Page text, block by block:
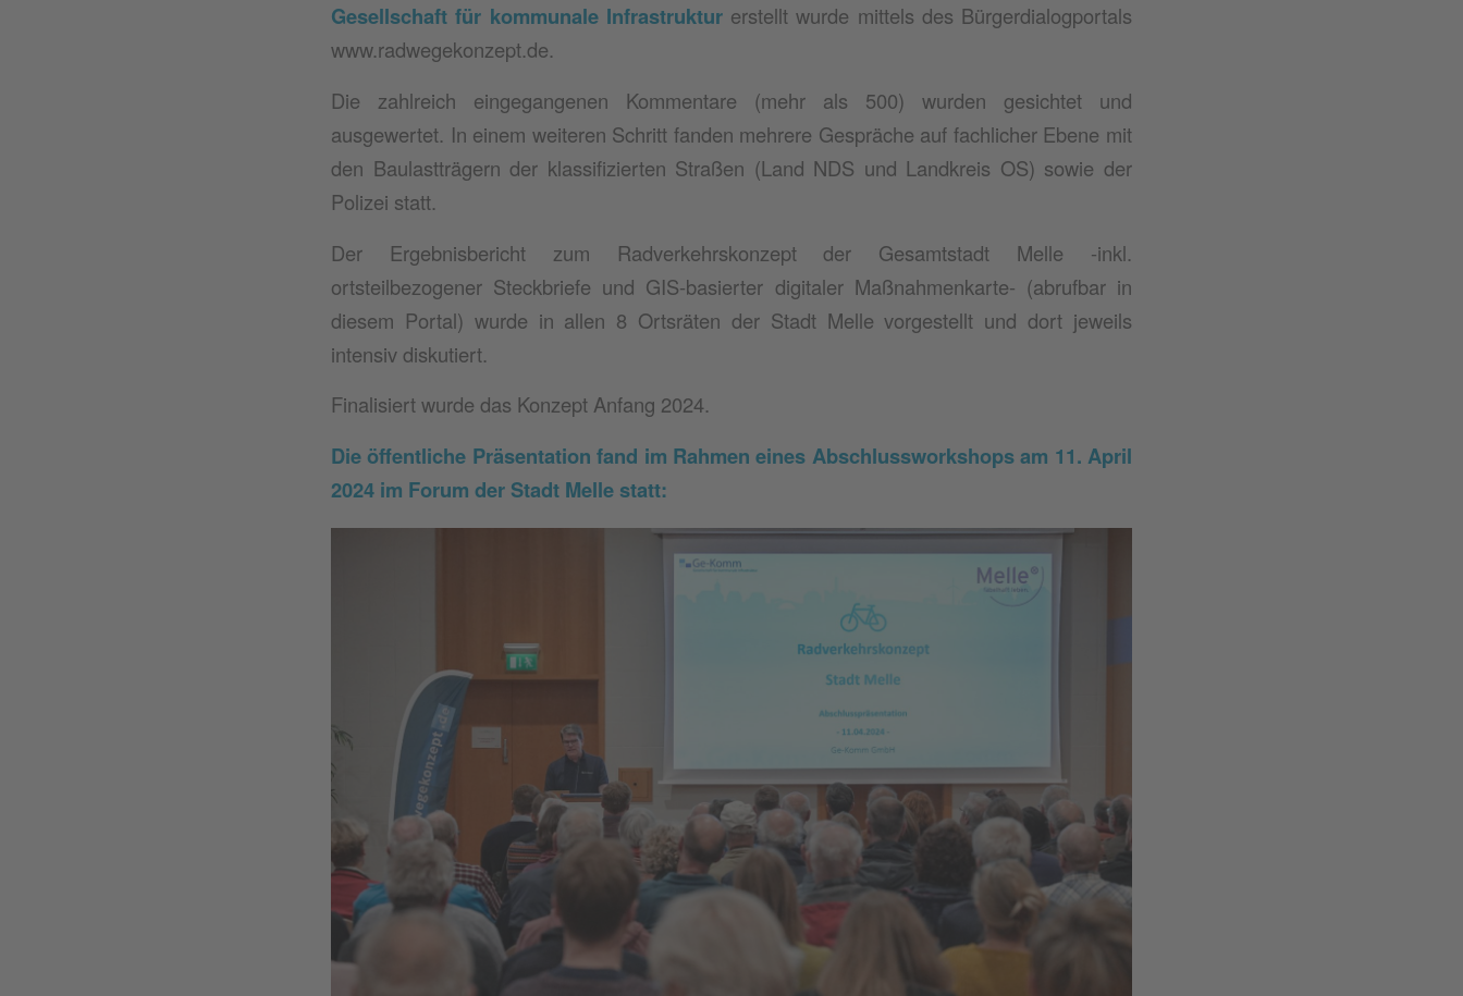
Gesellschaft für kommunale Infrastrukturerstellt wurde mittels des Bürgerdialogportals
www.radwegekonzept.de.
Die zahlreich eingegangenen Kommentare (mehr als 500) wurden gesichtet und
ausgewertet. In einem weiteren Schritt fanden mehrere Gespräche auf fachlicher Ebene mit
den Baulastträgern der klassifizierten Straßen (Land NDS und Landkreis OS) sowie der
Polizei statt.
Der Ergebnisbericht zum Radverkehrskonzept der Gesamtstadt Melle -inkl.
ortsteilbezogener Steckbriefe und GIS-basierter digitaler Maßnahmenkarte- (abrufbar in
diesem Portal) wurde in allen 8 Ortsräten der Stadt Melle vorgestellt und dort jeweils
intensiv diskutiert.
Finalisiert wurde das Konzept Anfang 2024.
Die öffentliche Präsentation fand im Rahmen eines Abschlussworkshops am 11. April
2024 im Forum der Stadt Melle statt: